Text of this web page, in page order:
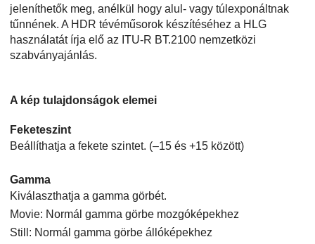
jeleníthetők meg, anélkül hogy alul- vagy túlexponáltnak
tűnnének. A HDR tévéműsorok készítéséhez a HLG
használatát írja elő az ITU-R BT.2100 nemzetközi
szabványajánlás.
A kép tulajdonságok elemei
Feketeszint
Beállíthatja a fekete szintet. (–15 és +15 között)
Gamma
Kiválaszthatja a gamma görbét.
Movie: Normál gamma görbe mozgóképekhez
Still: Normál gamma görbe állóképekhez